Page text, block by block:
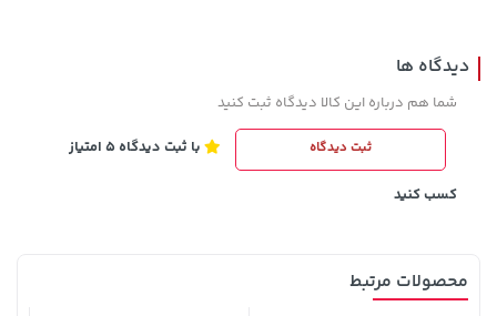
1,187,000
خرید
دیدگاه ها
شما هم درباره این کالا دیدگاه ثبت کنید
ثبت دیدگاه با ثبت دیدگاه 5 امتیاز
کسب کنید
محصولات مرتبط